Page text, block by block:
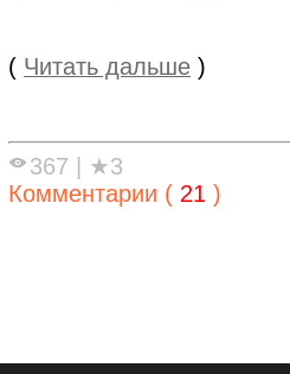
( Читать дальше )
367 | ★3
Комментарии ( 21 )